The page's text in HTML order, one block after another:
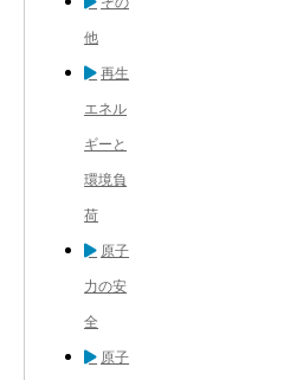
他
再生
エネル
ギーと
環境負
荷
原子
力の安
全
原子